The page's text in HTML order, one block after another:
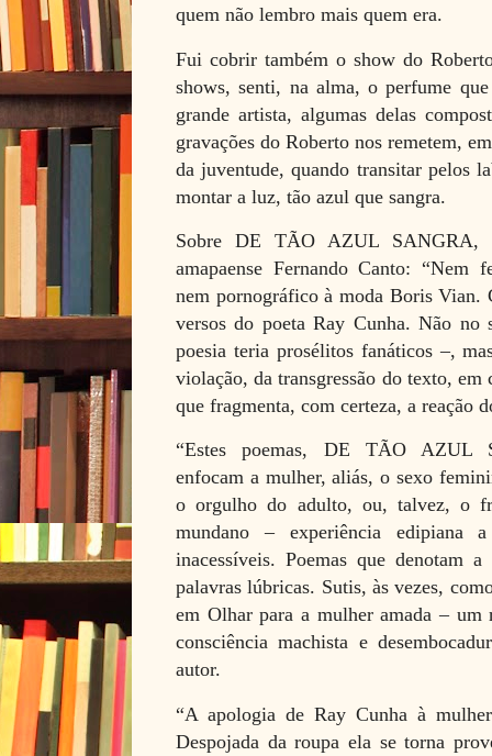
quem não lembro mais quem era.
Fui cobrir também o show do
shows, senti, na alma, o perfume
grande artista, algumas delas
gravações do Roberto nos remetem,
da juventude, quando transitar pelos
montar a luz, tão azul que sangra.
Sobre DE TÃO AZUL SANGRA,
amapaense Fernando Canto: “Nem
nem pornográfico à moda Boris Vian.
versos do poeta Ray Cunha. Não no
poesia teria prosélitos fanáticos –,
violação, da transgressão do texto,
que fragmenta, com certeza, a reação
“Estes poemas, DE TÃO AZUL
enfocam a mulher, aliás, o sexo
o orgulho do adulto, ou, talvez, o
mundano – experiência edipiana
inacessíveis. Poemas que denotam
palavras lúbricas. Sutis, às vezes,
em Olhar para a mulher amada – um
consciência machista e
autor.
“A apologia de Ray Cunha à
Despojada da roupa ela se torna